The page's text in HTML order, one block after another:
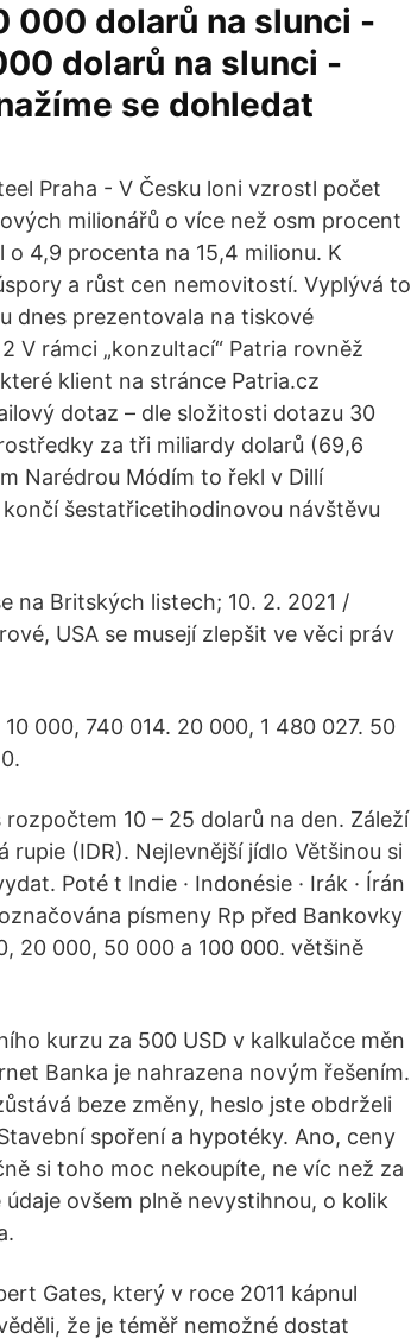
000 dolarů na slunci -
dolarů na slunci -
se dohledat
Praha - V Česku loni vzrostl počet
milionářů o více než osm procent
4,9 procenta na 15,4 milionu. K
a růst cen nemovitostí. Vyplývá to
dnes prezentovala na tiskové
V rámci „konzultací“ Patria rovněž
klient na stránce Patria.cz
dotaz – dle složitosti dotazu 30
za tři miliardy dolarů (69,6
Narédrou Módím to řekl v Dillí
šestatřicetihodinovou návštěvu
na Britských listech; 10. 2. 2021 /
USA se musejí zlepšit ve věci práv
000, 740 014. 20 000, 1 480 027. 50
10 – 25 dolarů na den. Záleží
(IDR). Nejlevnější jídlo Většinou si
Poté t Indie · Indonésie · Irák · Írán
písmeny Rp před Bankovky
20 000, 50 000 a 100 000. většině
kurzu za 500 USD v kalkulačce měn
Banka je nahrazena novým řešením.
beze změny, heslo jste obdrželi
spoření a hypotéky. Ano, ceny
si toho moc nekoupíte, ne víc než za
ovšem plně nevystihnou, o kolik
Gates, který v roce 2011 kápnul
že je téměř nemožné dostat